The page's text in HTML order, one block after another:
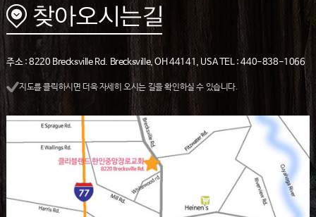
주소 : 8220 Brecksville Rd. Brecksville, OH 44141, USA TEL : 440-838-1066
지도를 클릭하시면 더욱 자세히 오시는 길을 확인하실 수 있습니다.